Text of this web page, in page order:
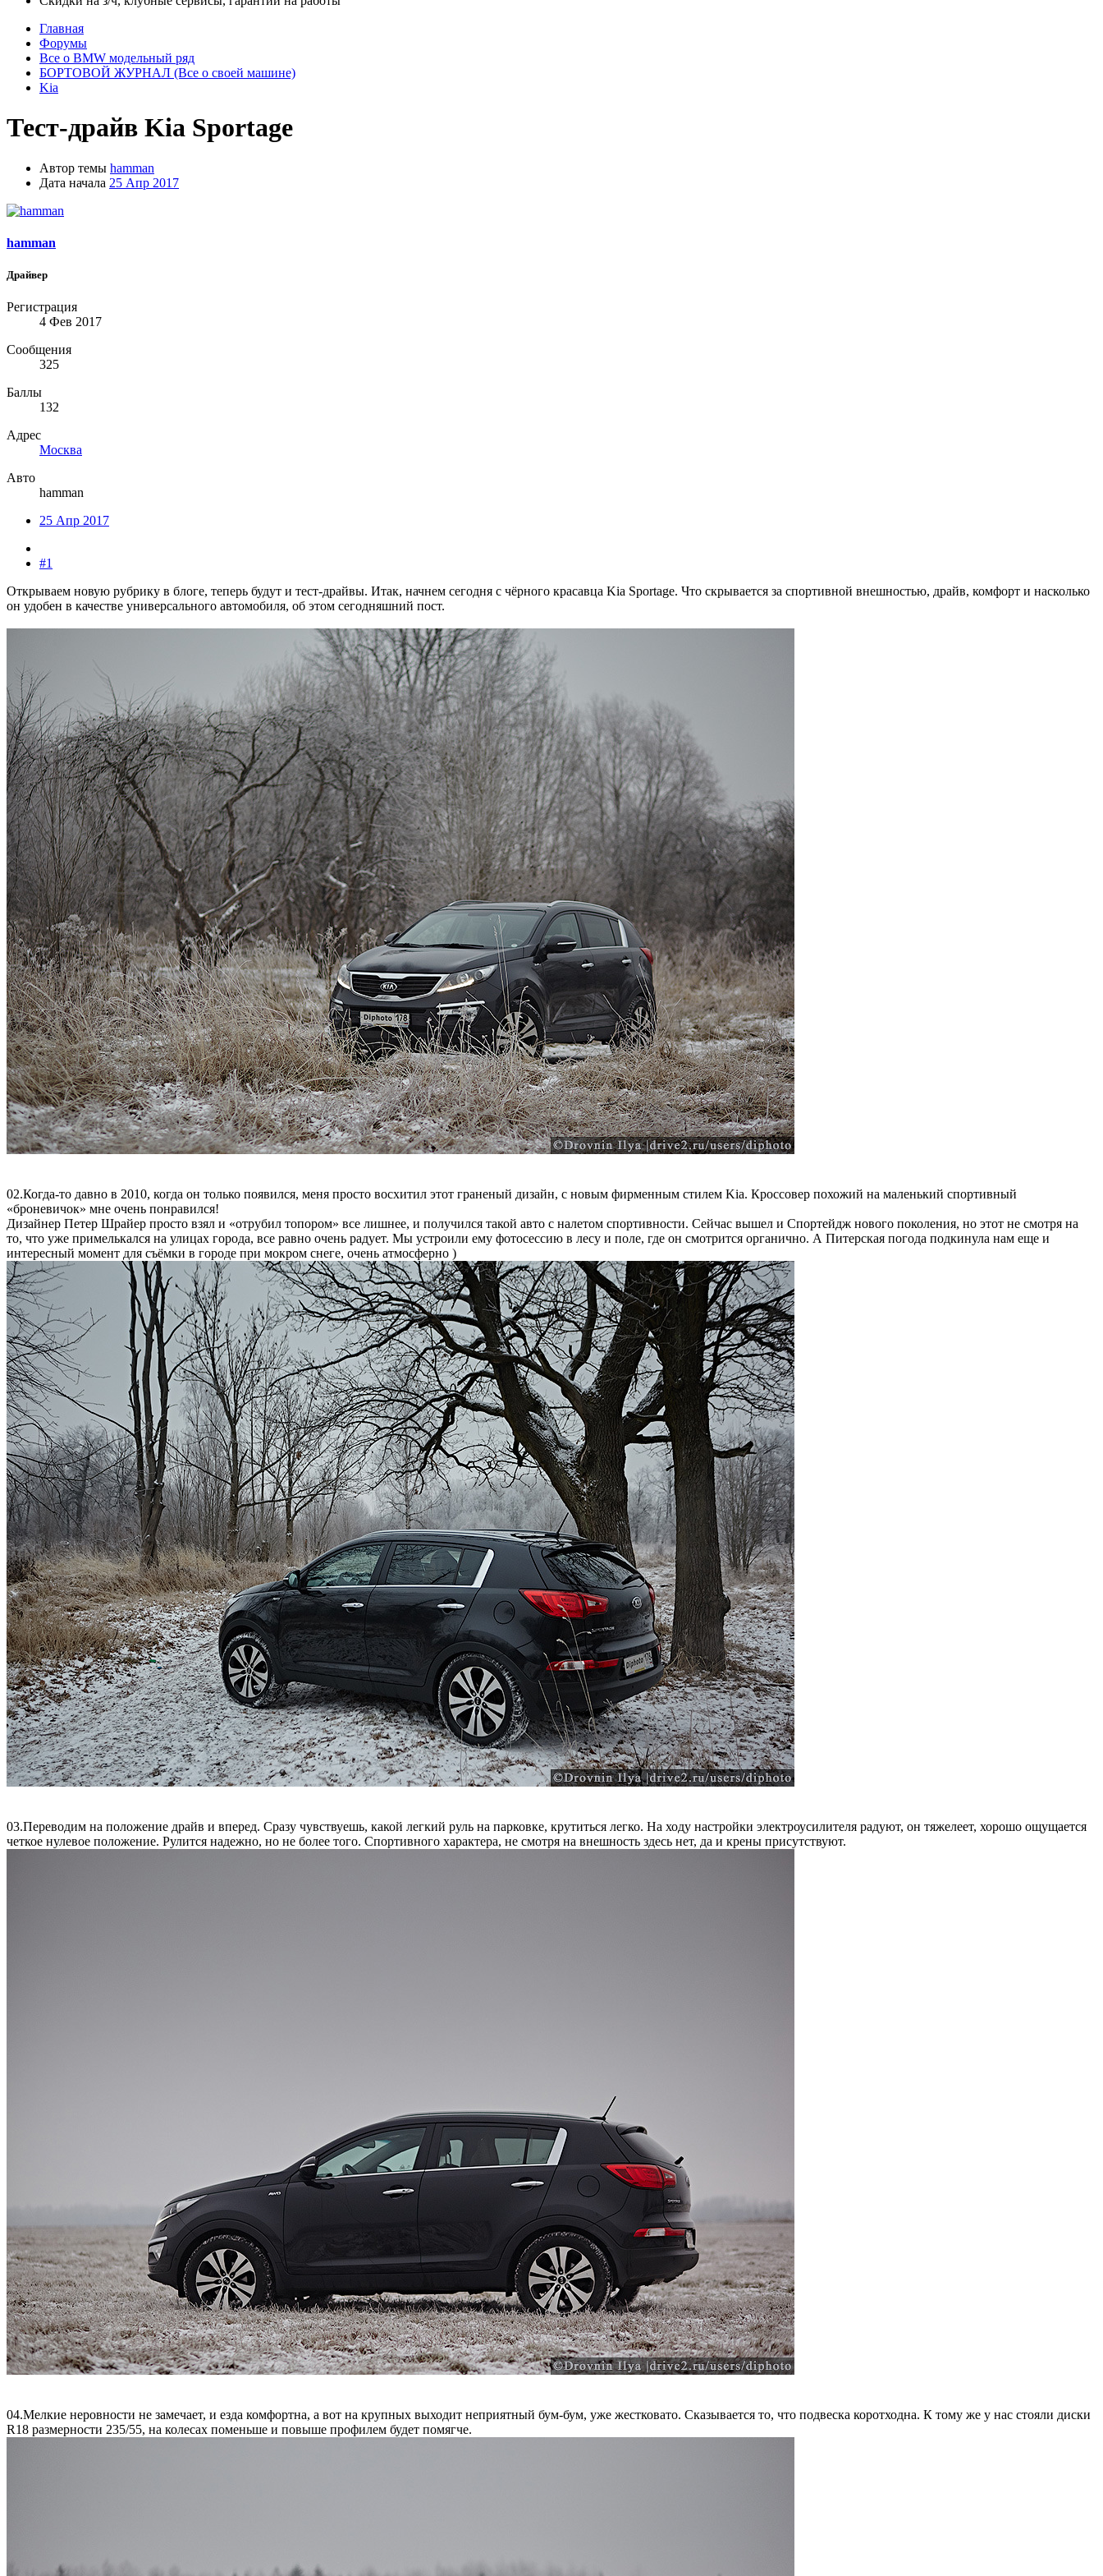
Главная
Форумы
Все о BMW модельный ряд
БОРТОВОЙ ЖУРНАЛ (Все о своей машине)
Kia
Тест-драйв Kia Sportage
Автор темы hamman
Дата начала 25 Апр 2017
hamman
Драйвер
Регистрация
4 Фев 2017
Сообщения
325
Баллы
132
Адрес
Москва
Авто
hamman
25 Апр 2017
#1
Открываем новую рубрику в блоге, теперь будут и тест-драйвы. Итак, начнем сегодня с чёрного красавца Kia Sportage. Что скрывается за спортивной внешностью, драйв, комфорт и насколько
он удобен в качестве универсального автомобиля, об этом сегодняшний пост.
02.Когда-то давно в 2010, когда он только появился, меня просто восхитил этот граненый дизайн, с новым фирменным стилем Kia. Кроссовер похожий на маленький спортивный
«броневичок» мне очень понравился!
Дизайнер Петер Шрайер просто взял и «отрубил топором» все лишнее, и получился такой авто с налетом спортивности. Сейчас вышел и Спортейдж нового поколения, но этот не смотря на
то, что уже примелькался на улицах города, все равно очень радует. Мы устроили ему фотосессию в лесу и поле, где он смотрится органично. А Питерская погода подкинула нам еще и
интересный момент для съёмки в городе при мокром снеге, очень атмосферно )
03.Переводим на положение драйв и вперед. Сразу чувствуешь, какой легкий руль на парковке, крутиться легко. На ходу настройки электроусилителя радуют, он тяжелеет, хорошо ощущается
четкое нулевое положение. Рулится надежно, но не более того. Спортивного характера, не смотря на внешность здесь нет, да и крены присутствуют.
04.Мелкие неровности не замечает, и езда комфортна, а вот на крупных выходит неприятный бум-бум, уже жестковато. Сказывается то, что подвеска коротходна. К тому же у нас стояли диски
R18 размерности 235/55, на колесах поменьше и повыше профилем будет помягче.